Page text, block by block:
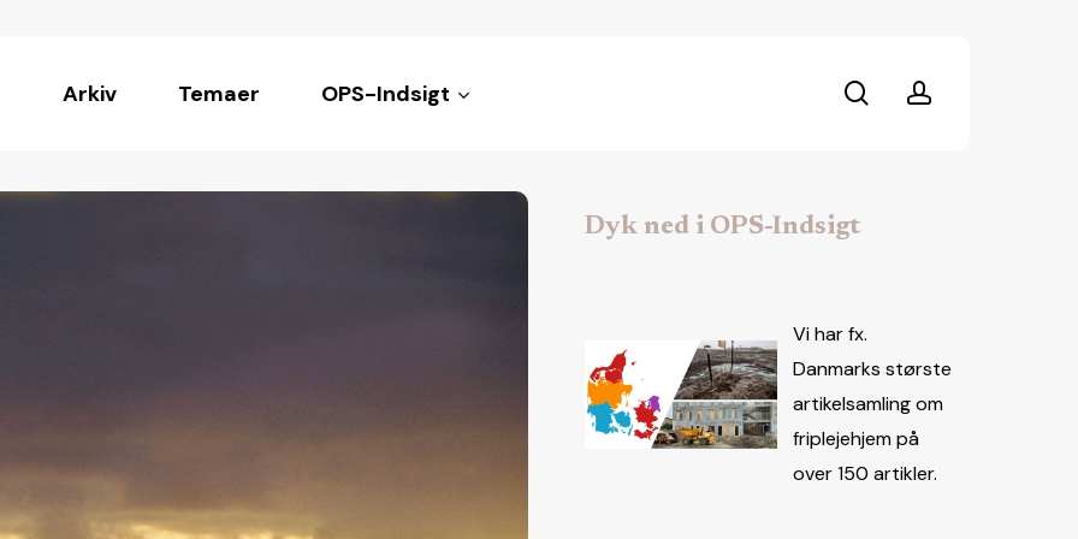
Arkiv Temaer OPS-Indsigt searchaccount
Dyk ned i OPS-Indsigt
Vi har fx.
Danmarks største
artikelsamling om
friplejehjem på
over 150 artikler.